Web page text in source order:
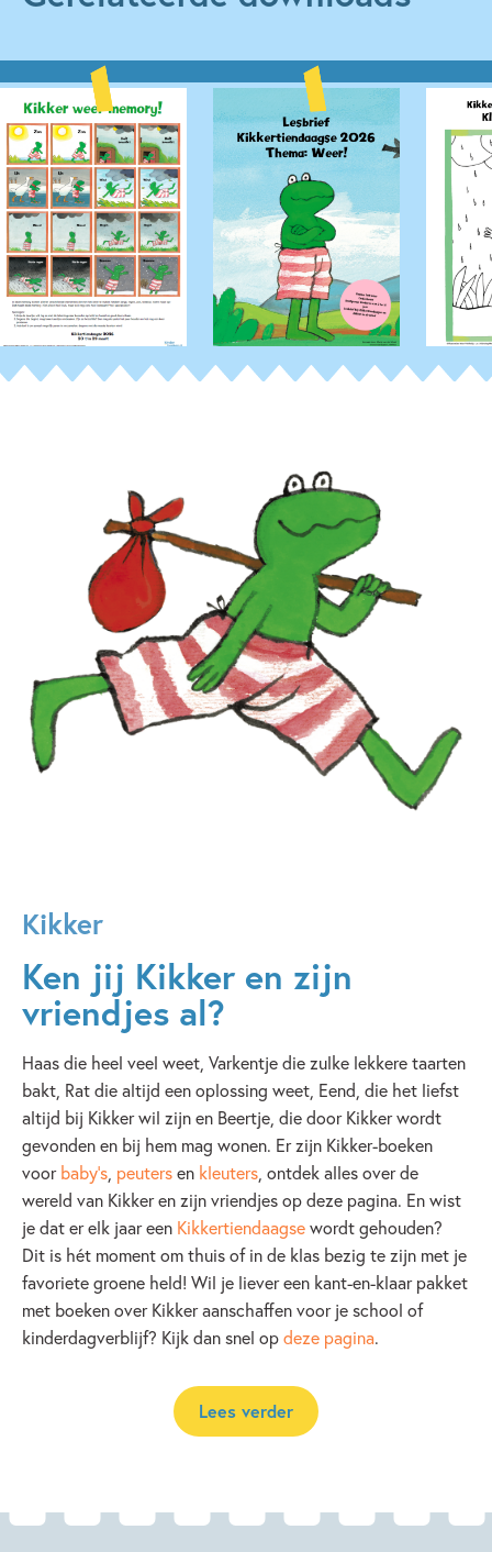
Kikker
Ken jij Kikker en zijn
vriendjes al?
Haas die heel veel weet, Varkentje die zulke lekkere taarten
bakt, Rat die altijd een oplossing weet, Eend, die het liefst
altijd bij Kikker wil zijn en Beertje, die door Kikker wordt
gevonden en bij hem mag wonen. Er zijn Kikker-boeken
voorbaby's peutersen kleuters , ontdek alles over de
wereld van Kikker en zijn vriendjes op deze pagina. En wist
je dat er elk jaar een Kikkertiendaagsewordt gehouden?
Dit is hét moment om thuis of in de klas bezig te zijn met je
favoriete groene held! Wil je liever een kant-en-klaar pakket
met boeken over Kikker aanschaffen voor je school of
kinderdagverblijf? Kijk dan snel opdeze pagina.
Lees verder